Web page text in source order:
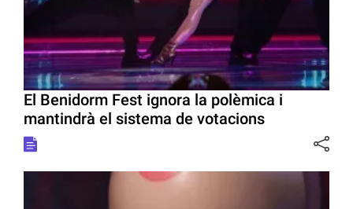
El Benidorm Fest ignora la polèmica i
mantindrà el sistema de votacions